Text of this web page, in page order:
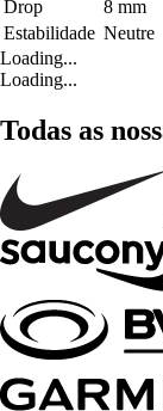
Drop
8 mm
Estabilidade Neutre
Loading...
Loading...
Todas as